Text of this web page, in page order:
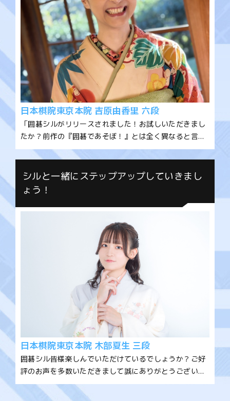
日本棋院東京本院 吉原由香里 六段
「囲碁シルがリリースされました！お試しいただきまし
たか？前作の『囲碁であそぼ！』とは全く異なると言っ
て良いほど、ゲーム的要素が多々あります！これもゲー
ム好きの大橋七段と木部三段がいてくれたからこそ、生
まれたアイディアです！しかも遊ぶだけではなく、アプ
リ内で勉強するとシルが強くなったり、日常で使える定
のです。あとは11路盤が想像以上に良いです！7路→9路
→11路と無理なくステップアップしながら碁を楽しめる
ようになりますよ！是非お好みのスタイルでアプリを楽
シルと一緒にステップアップしていきまし
ょう！
日本棋院東京本院 木部夏生 三段
囲碁シル皆様楽しんでいただけているでしょうか？ご好
評のお声を多数いただきまして誠にありがとうございま
す！囲碁AIのシルと共に対局をこなし、囲碁を学んでい
くと、シルも強くなって定石カードバトル、ステップア